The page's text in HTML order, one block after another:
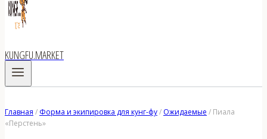
KUNGFU.MARKET
Главная / Форма и экипировка для кунг-фу/ Ожидаемые / Пиала
«Перстень»